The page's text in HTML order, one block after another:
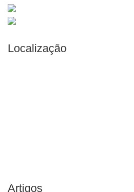
Localização
Artigos